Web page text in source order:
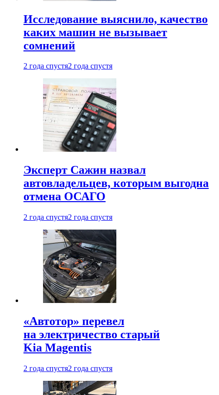
Исследование выяснило, качество
каких машин не вызывает
сомнений
2 года спустя2 года спустя
Эксперт Сажин назвал
автовладельцев, которым выгодна
отмена ОСАГО
2 года спустя2 года спустя
«Автотор» перевел
на электричество старый
Kia Magentis
2 года спустя2 года спустя